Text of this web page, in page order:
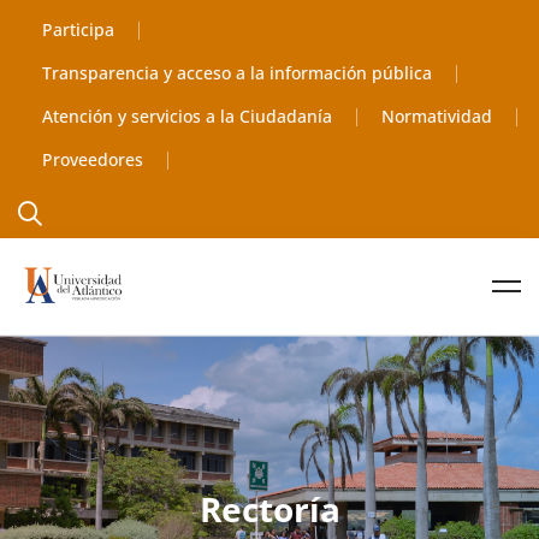
contenido
Participa
Transparencia y acceso a la información pública
Atención y servicios a la Ciudadanía
Normatividad
Proveedores
Rectoría